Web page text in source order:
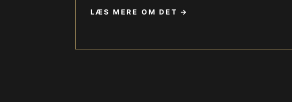
LÆS MERE OM DET